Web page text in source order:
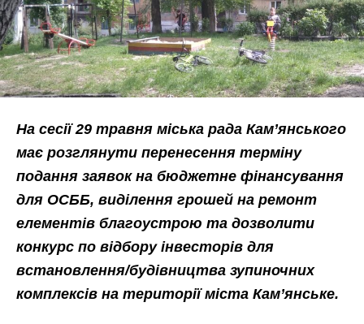
На сесії 29 травня міська рада Кам’янського
має розглянути перенесення терміну
подання заявок на бюджетне фінансування
для ОСББ, виділення грошей на ремонт
елементів благоустрою та дозволити
конкурс по відбору інвесторів для
встановлення/будівництва зупиночних
комплексів на території міста Кам’янське.